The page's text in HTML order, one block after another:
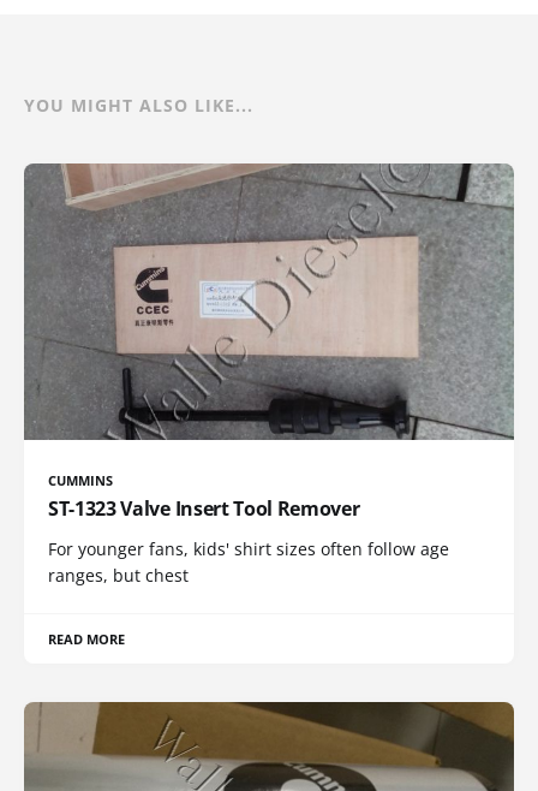
YOU MIGHT ALSO LIKE...
CUMMINS
ST-1323 Valve Insert Tool Remover
For younger fans, kids' shirt sizes often follow age
ranges, but chest
READ MORE